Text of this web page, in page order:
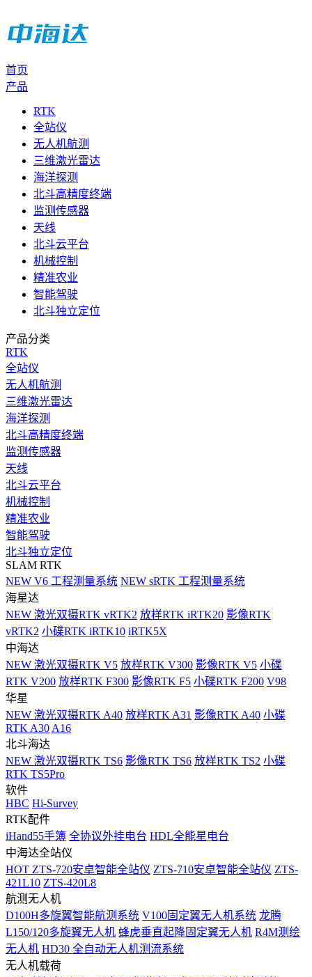
首页
产品
RTK
全站仪
无人机航测
三维激光雷达
海洋探测
北斗高精度终端
监测传感器
天线
北斗云平台
机械控制
精准农业
智能驾驶
北斗独立定位
产品分类
RTK
全站仪
无人机航测
三维激光雷达
海洋探测
北斗高精度终端
监测传感器
天线
北斗云平台
机械控制
精准农业
智能驾驶
北斗独立定位
SLAM RTK
NEW V6 工程测量系统 NEW sRTK 工程测量系统
海星达
NEW 激光双摄RTK vRTK2 放样RTK iRTK20 影像RTK
vRTK2 小碟RTK iRTK10 iRTK5X
中海达
NEW 激光双摄RTK V5 放样RTK V300 影像RTK V5 小碟
RTK V200 放样RTK F300 影像RTK F5 小碟RTK F200 V98
华星
NEW 激光双摄RTK A40 放样RTK A31 影像RTK A40 小碟
RTK A30 A16
北斗海达
NEW 激光双摄RTK TS6 影像RTK TS6 放样RTK TS2 小碟
RTK TS5Pro
软件
HBC Hi-Survey
RTK配件
iHand55手簿 全协议外挂电台 HDL全能星电台
中海达全站仪
HOT ZTS-720安卓智能全站仪 ZTS-710安卓智能全站仪 ZTS-
421L10 ZTS-420L8
航测无人机
D100H多旋翼智能航测系统 V100固定翼无人机系统 龙腾
L150/120多旋翼无人机 蜂虎垂直起降固定翼无人机 R4M测绘
无人机 HD30 全自动无人机测流系统
无人机载荷